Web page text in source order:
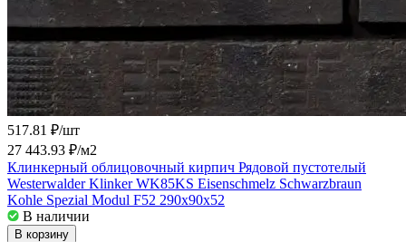
517.81 ₽/шт
27 443.93 ₽/м2
Клинкерный облицовочный кирпич Рядовой пустотелый
Westerwalder Klinker WK85KS Eisenschmelz Schwarzbraun
Kohle Spezial Modul F52 290x90x52
В наличии
В корзину